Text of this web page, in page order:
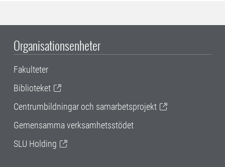
Organisationsenheter
Fakulteter
Biblioteket
Centrumbildningar och samarbetsprojekt
Gemensamma verksamhetsstödet
SLU Holding